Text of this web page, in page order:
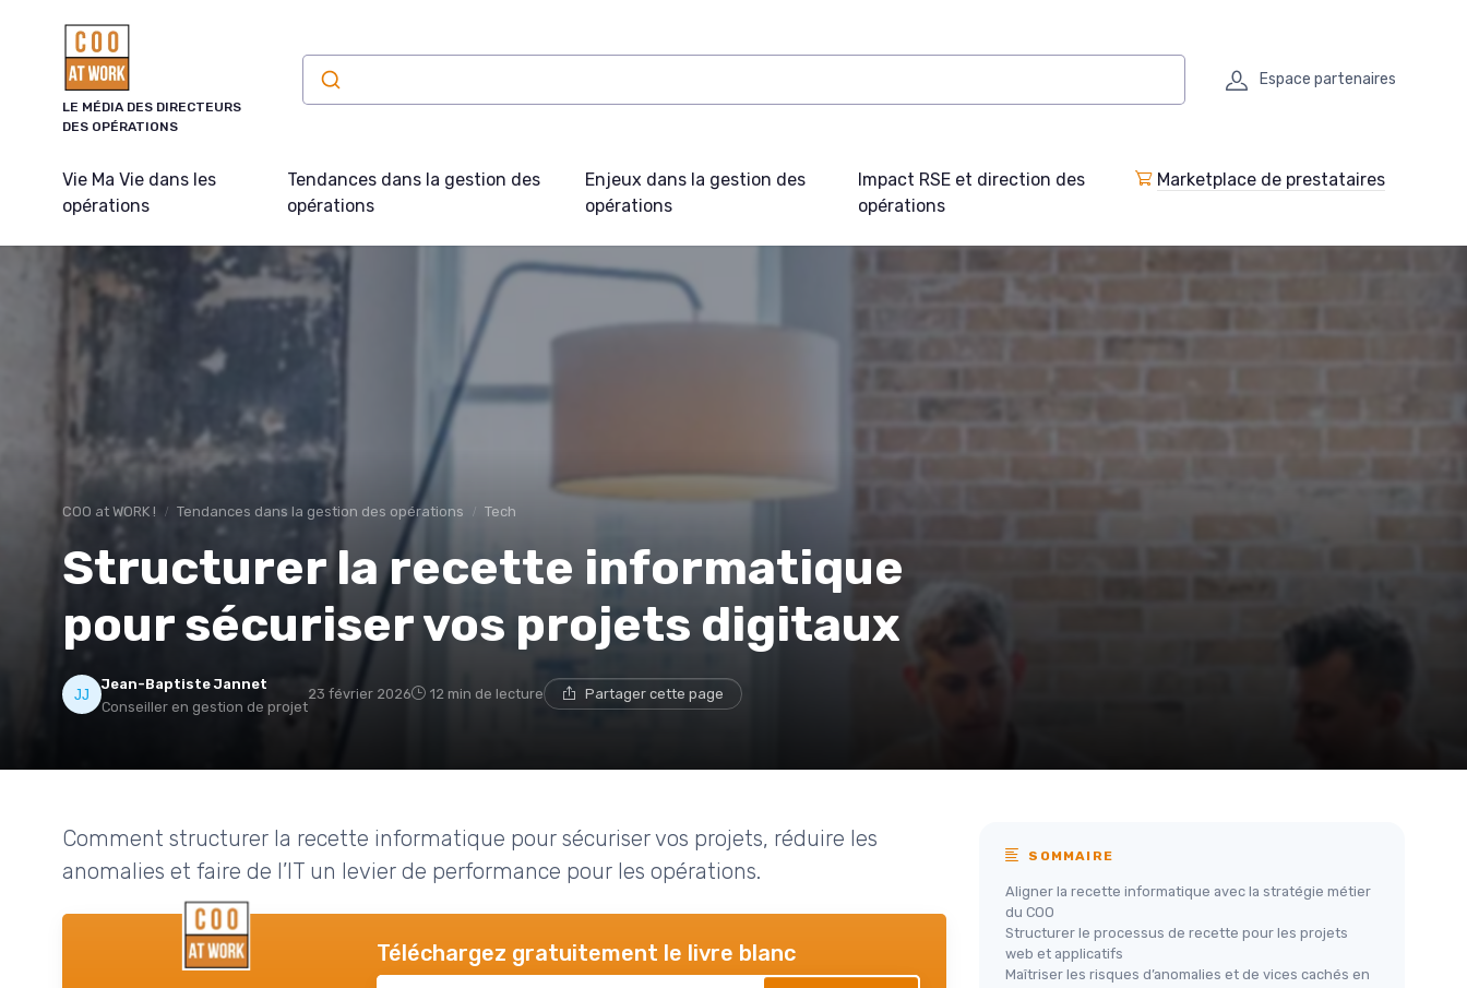
LE MÉDIA DES DIRECTEURS
DES OPÉRATIONS
Espace partenaires
Vie Ma Vie dans les
opérations
Tendances dans la gestion des
opérations
Enjeux dans la gestion des
opérations
Impact RSE et direction des
opérations
Marketplace de prestataires
COO at WORK ! Tendances dans la gestion des opérations Tech
Structurer la recette informatique
pour sécuriser vos projets digitaux
Jean-Baptiste Jannet
Conseiller en gestion de projet
23 février 2026 12 min de lecture Partager cette page
Comment structurer la recette informatique pour sécuriser vos projets, réduire les
anomalies et faire de l’IT un levier de performance pour les opérations.
Téléchargez gratuitement le livre blanc
SOMMAIRE
Aligner la recette informatique avec la stratégie métier
du COO
Structurer le processus de recette pour les projets
web et applicatifs
Maîtriser les risques d’anomalies et de vices cachés en